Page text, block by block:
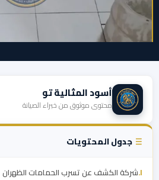
أسود المثالية تو
محتوى موثوق من خبراء الصيانة
جدول المحتويات
شركة الكشف عن تسرب الحمامات الظهران